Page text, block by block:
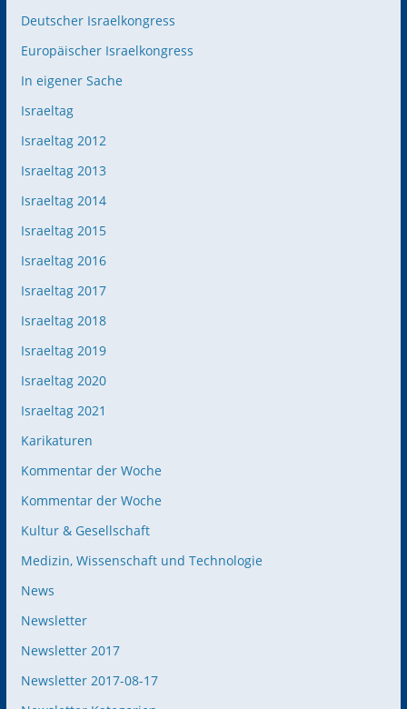
Deutscher Israelkongress
Europäischer Israelkongress
In eigener Sache
Israeltag
Israeltag 2012
Israeltag 2013
Israeltag 2014
Israeltag 2015
Israeltag 2016
Israeltag 2017
Israeltag 2018
Israeltag 2019
Israeltag 2020
Israeltag 2021
Karikaturen
Kommentar der Woche
Kommentar der Woche
Kultur & Gesellschaft
Medizin, Wissenschaft und Technologie
News
Newsletter
Newsletter 2017
Newsletter 2017-08-17